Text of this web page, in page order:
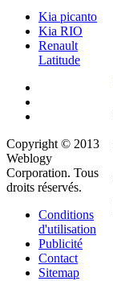
Kia picanto
Kia RIO
Renault
Latitude
Copyright © 2013
Weblogy
Corporation. Tous
droits réservés.
Conditions
d'utilisation
Publicité
Contact
Sitemap